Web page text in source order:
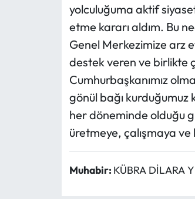
yolculuğuma aktif
etme kararı aldım. Bu
Genel Merkezimize arz
destek veren ve birlikte
Cumhurbaşkanımız
gönül bağı kurduğumuz
her döneminde olduğu
üretmeye, çalışmaya
Muhabir: KÜBRA DİLARA